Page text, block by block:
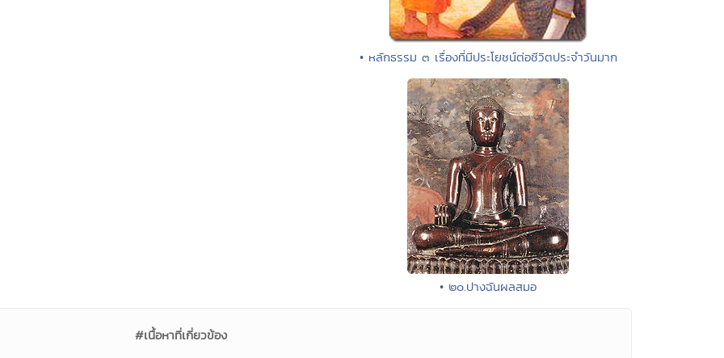
• หลักธรรม ๓ เรื่องที่มีประโยชน์ต่อชีวิตประจำวันมาก
• ๒๐.ปางฉันผลสมอ
#เนื้อหาที่เกี่ยวข้อง